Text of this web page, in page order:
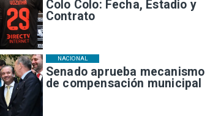
Colo Colo: Fecha, Estadio y
Contrato
Senado aprueba mecanismo
de compensación municipal
NACIONAL